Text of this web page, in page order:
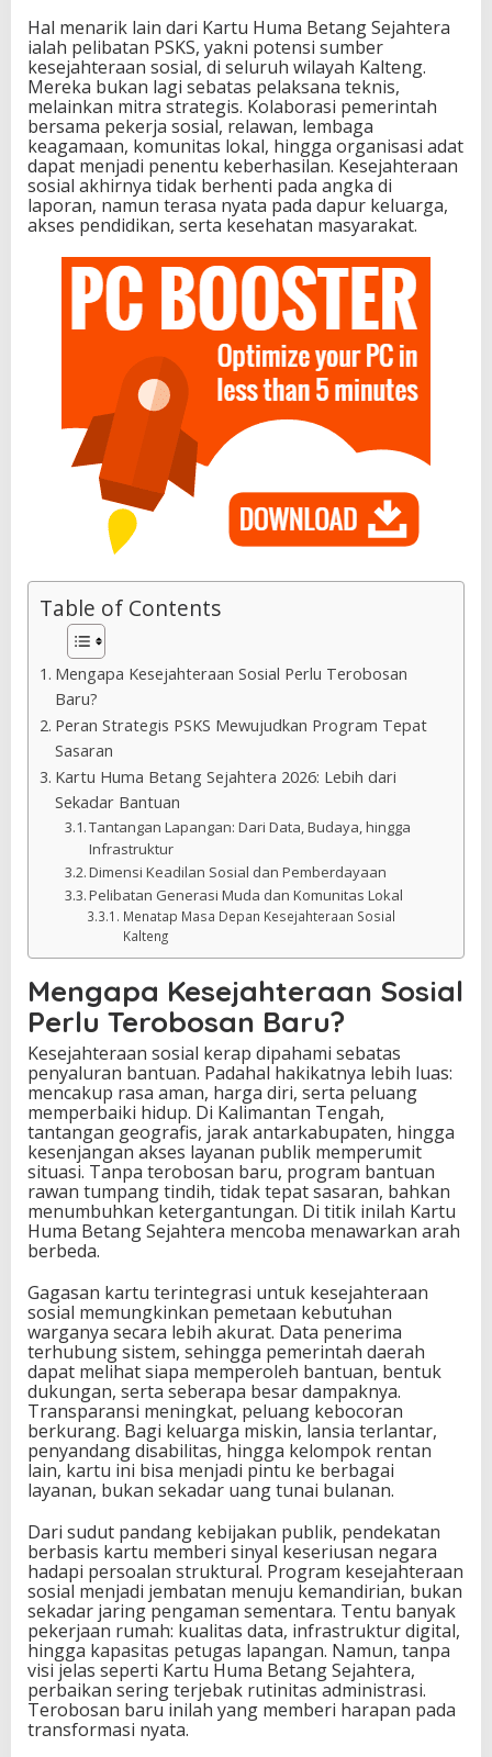
Hal menarik lain dari Kartu Huma Betang Sejahtera
ialah pelibatan PSKS, yakni potensi sumber
kesejahteraan sosial, di seluruh wilayah Kalteng.
Mereka bukan lagi sebatas pelaksana teknis,
melainkan mitra strategis. Kolaborasi pemerintah
bersama pekerja sosial, relawan, lembaga
keagamaan, komunitas lokal, hingga organisasi adat
dapat menjadi penentu keberhasilan. Kesejahteraan
sosial akhirnya tidak berhenti pada angka di
laporan, namun terasa nyata pada dapur keluarga,
akses pendidikan, serta kesehatan masyarakat.
Table of Contents
Mengapa Kesejahteraan Sosial Perlu Terobosan
Baru?
Peran Strategis PSKS Mewujudkan Program Tepat
Sasaran
Kartu Huma Betang Sejahtera 2026: Lebih dari
Sekadar Bantuan
Tantangan Lapangan: Dari Data, Budaya, hingga
Infrastruktur
Dimensi Keadilan Sosial dan Pemberdayaan
Pelibatan Generasi Muda dan Komunitas Lokal
Menatap Masa Depan Kesejahteraan Sosial
Kalteng
Mengapa Kesejahteraan Sosial
Perlu Terobosan Baru?
Kesejahteraan sosial kerap dipahami sebatas
penyaluran bantuan. Padahal hakikatnya lebih luas:
mencakup rasa aman, harga diri, serta peluang
memperbaiki hidup. Di Kalimantan Tengah,
tantangan geografis, jarak antarkabupaten, hingga
kesenjangan akses layanan publik memperumit
situasi. Tanpa terobosan baru, program bantuan
rawan tumpang tindih, tidak tepat sasaran, bahkan
menumbuhkan ketergantungan. Di titik inilah Kartu
Huma Betang Sejahtera mencoba menawarkan arah
berbeda.
Gagasan kartu terintegrasi untuk kesejahteraan
sosial memungkinkan pemetaan kebutuhan
warganya secara lebih akurat. Data penerima
terhubung sistem, sehingga pemerintah daerah
dapat melihat siapa memperoleh bantuan, bentuk
dukungan, serta seberapa besar dampaknya.
Transparansi meningkat, peluang kebocoran
berkurang. Bagi keluarga miskin, lansia terlantar,
penyandang disabilitas, hingga kelompok rentan
lain, kartu ini bisa menjadi pintu ke berbagai
layanan, bukan sekadar uang tunai bulanan.
Dari sudut pandang kebijakan publik, pendekatan
berbasis kartu memberi sinyal keseriusan negara
hadapi persoalan struktural. Program kesejahteraan
sosial menjadi jembatan menuju kemandirian, bukan
sekadar jaring pengaman sementara. Tentu banyak
pekerjaan rumah: kualitas data, infrastruktur digital,
hingga kapasitas petugas lapangan. Namun, tanpa
visi jelas seperti Kartu Huma Betang Sejahtera,
perbaikan sering terjebak rutinitas administrasi.
Terobosan baru inilah yang memberi harapan pada
transformasi nyata.